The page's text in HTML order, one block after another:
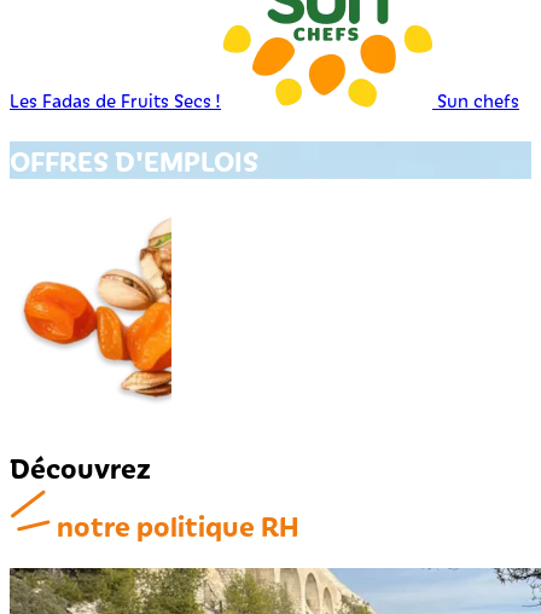
Les Fadas de Fruits Secs ! Sun chefs
OFFRES D'EMPLOIS
Découvrez
notre politique RH